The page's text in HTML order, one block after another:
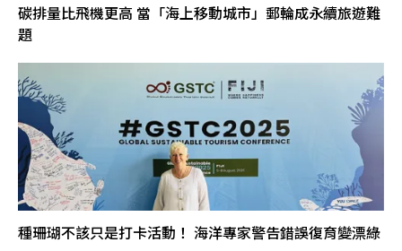
碳排量比飛機更高 當「海上移動城市」郵輪成永續旅遊難
題
種珊瑚不該只是打卡活動！ 海洋專家警告錯誤復育變漂綠